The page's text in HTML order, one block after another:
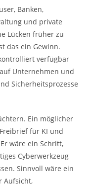
Banken,
und private
Lücken früher zu
das ein Gewinn.
verfügbar
Unternehmen und
Sicherheitsprozesse
Ein möglicher
für KI und
wäre ein Schritt,
Cyberwerkzeug
Sinnvoll wäre ein
Aufsicht,